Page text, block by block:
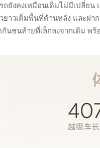
ถยังคงเหมือนเดิมไม่มีเปลี่ย
ยาวเต็มพื้นที่ด้านหลัง และฝ
นชนท้ายที่เล็กลงจากเดิม พ